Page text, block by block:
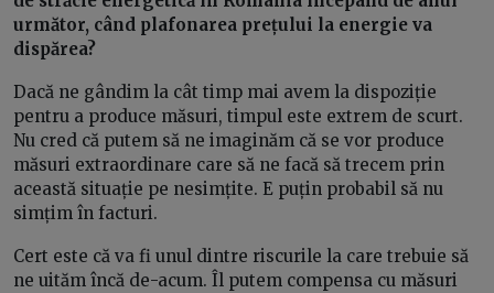
următor, când plafonarea prețului la energie va
dispărea?
Dacă ne gândim la cât timp mai avem la dispoziție
pentru a produce măsuri, timpul este extrem de scurt.
Nu cred că putem să ne imaginăm că se vor produce
măsuri extraordinare care să ne facă să trecem prin
această situație pe nesimțite. E puțin probabil să nu
simțim în facturi.
Cert este că va fi unul dintre riscurile la care trebuie să
ne uităm încă de-acum. Îl putem compensa cu măsuri